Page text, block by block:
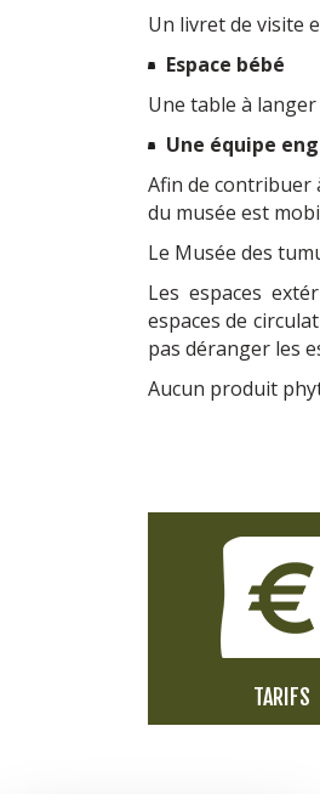
Un livret de visite
Espace bébé
Une table à
Une équipe
Afin de contribuer
du musée est
Le Musée des
Les espaces
espaces de
pas déranger les
Aucun produit
TARIFS